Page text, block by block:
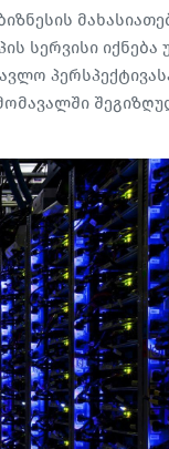
სერვისი იქნება